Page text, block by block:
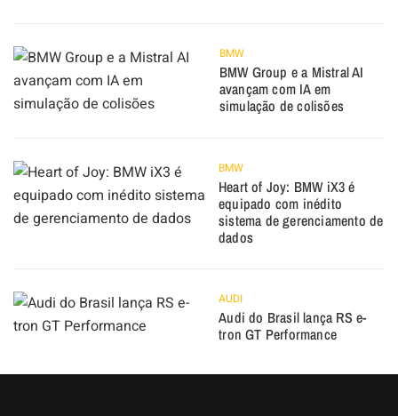
BMW
BMW Group e a Mistral AI
avançam com IA em
simulação de colisões
BMW
Heart of Joy: BMW iX3 é
equipado com inédito
sistema de gerenciamento de
dados
AUDI
Audi do Brasil lança RS e-
tron GT Performance